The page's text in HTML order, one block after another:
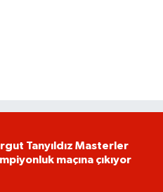
Tanyıldız Masterler
maçına çıkıyor